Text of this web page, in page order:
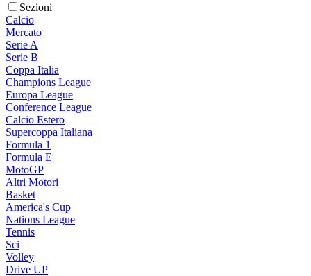
Sezioni
Calcio
Mercato
Serie A
Serie B
Coppa Italia
Champions League
Europa League
Conference League
Calcio Estero
Supercoppa Italiana
Formula 1
Formula E
MotoGP
Altri Motori
Basket
America's Cup
Nations League
Tennis
Sci
Volley
Drive UP